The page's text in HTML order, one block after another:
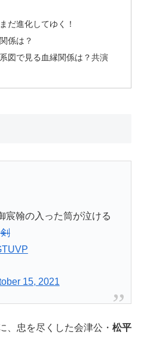
だ進化してゆく！
係は？
図で見る血縁関係は？共演
宸翰の入った筒が泣ける
15, 2021
、忠を尽くした会津公・ 松平